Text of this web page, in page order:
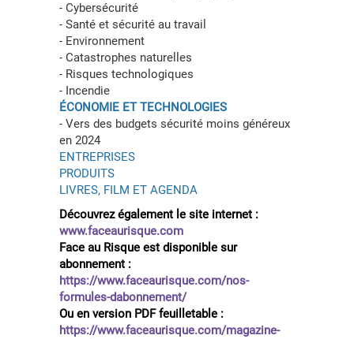
- Cybersécurité
- Santé et sécurité au travail
- Environnement
- Catastrophes naturelles
- Risques technologiques
- Incendie
ÉCONOMIE ET TECHNOLOGIES
- Vers des budgets sécurité moins généreux
en 2024
ENTREPRISES
PRODUITS
LIVRES, FILM ET AGENDA
Découvrez également le site internet :
www.faceaurisque.com
Face au Risque est disponible sur
abonnement :
https://www.faceaurisque.com/nos-
formules-dabonnement/
Ou en version PDF feuilletable :
https://www.faceaurisque.com/magazine-